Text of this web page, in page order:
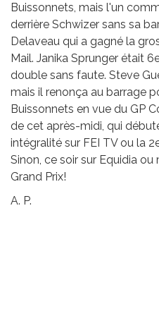
Buissonnets, mais l'un
derrière Schwizer sans sa
Delaveau qui a gagné la
Mail. Janika Sprunger était
double sans faute. Steve
mais il renonça au barrage
Buissonnets en vue du GP
de cet après-midi, qui
intégralité sur FEI TV ou la
Sinon, ce soir sur Equidia
Grand Prix!
A. P.